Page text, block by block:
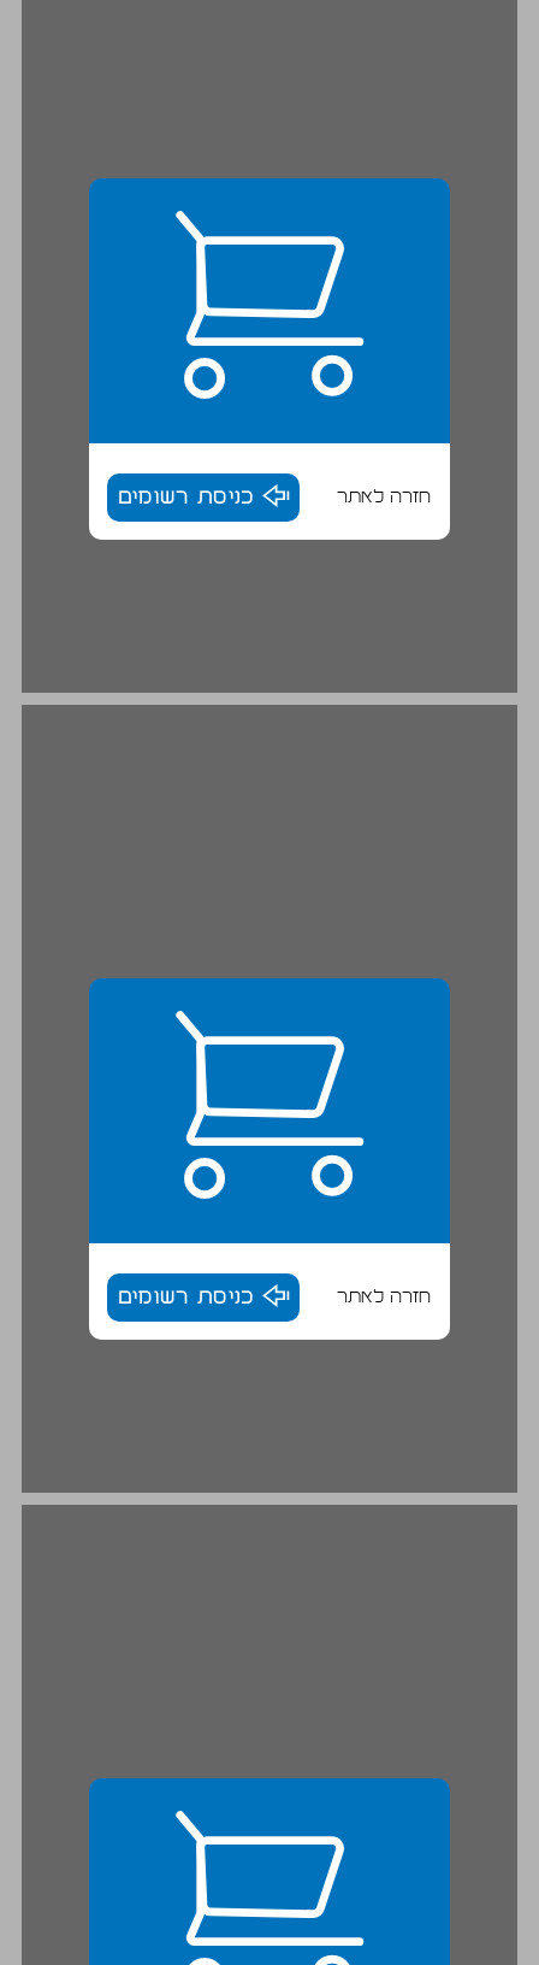
חזרה לאתר כניסת רשומים
חזרה לאתר כניסת רשומים
הריבוי הדמוגרפי ובעיית כושר הנשיאה ... 21